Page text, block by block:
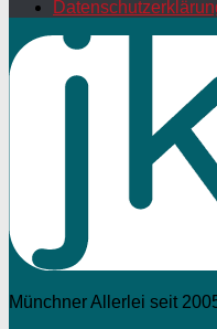
Münchner Allerlei seit